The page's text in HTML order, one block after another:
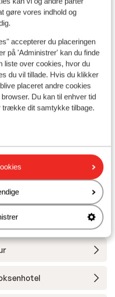
gøre vores indhold og
accepterer du placeringen
på 'Administrer' kan du finde
liste over cookies, hvor du
du vil tillade. Hvis du klikker
placeret andre cookies
Du kan til enhver tid
dit samtykke tilbage.
liggestole (gratis) ,
meter, analipsis: ca. 2
ca. 0 meter (på
ca. 2 kilometer
ca. 0 meter
2 kilometer
i Kreta